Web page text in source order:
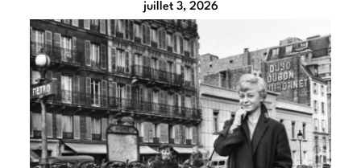
juillet 3, 2026